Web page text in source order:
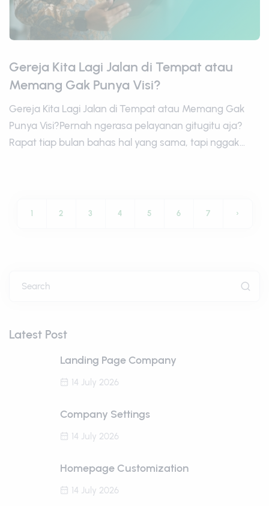
Gereja Kita Lagi Jalan di Tempat atau
Memang Gak Punya Visi?
Gereja Kita Lagi Jalan di Tempat atau Memang Gak
Punya Visi?Pernah ngerasa pelayanan gitugitu aja?
Rapat tiap bulan bahas hal yang sama, tapi nggak...
1 2 3 4 5 6 7 ›
Search
Latest Post
Landing Page Company
14 July 2026
Company Settings
14 July 2026
Homepage Customization
14 July 2026